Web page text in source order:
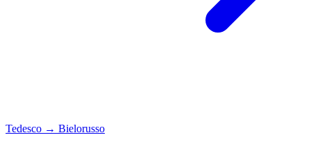
Tedesco → Bielorusso